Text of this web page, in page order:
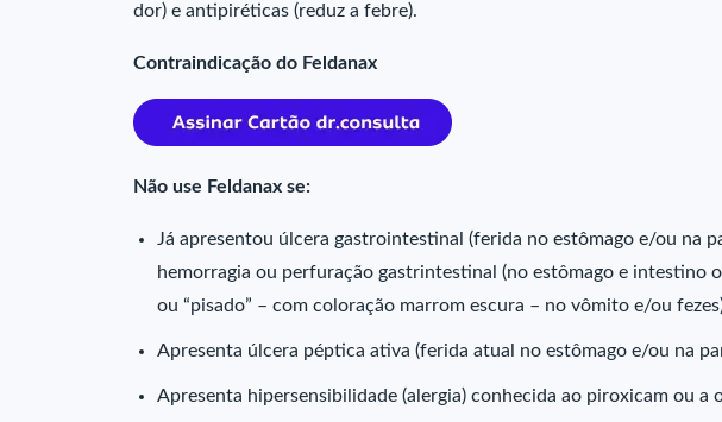
dor) e antipiréticas (reduz a febre).
Contraindicação do Feldanax
Não use Feldanax se:
Já apresentou úlcera gastrointestinal (ferida no estômago e/ou na
hemorragia ou perfuração gastrintestinal (no estômago e intestino
ou “pisado” – com coloração marrom escura – no vômito e/ou
Apresenta úlcera péptica ativa (ferida atual no estômago e/ou na
Apresenta hipersensibilidade (alergia) conhecida ao piroxicam ou a